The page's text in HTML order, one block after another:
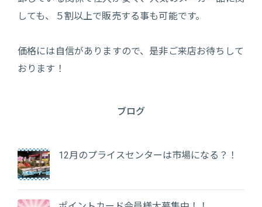
しても、５割以上で販売する事も可能です。
価格には自信がありますので、是非ご来店お待ちして
おります！
ブログ
12月のプライスセンターは市場になる？！